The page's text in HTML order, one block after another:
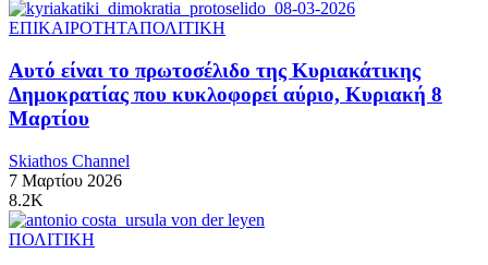
ΕΠΙΚΑΙΡΟΤΗΤΑΠΟΛΙΤΙΚΗ
Αυτό είναι το πρωτοσέλιδο της Κυριακάτικης
Δημοκρατίας που κυκλοφορεί αύριο, Κυριακή 8
Μαρτίου
Skiathos Channel
7 Μαρτίου 2026
8.2K
ΠΟΛΙΤΙΚΗ